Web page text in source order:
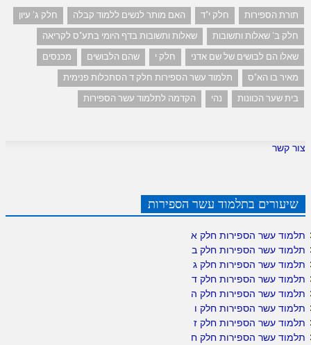
תורת הספירות חלק י"ד האם מותר לנשים ללמוד קבלה
חלק ג' עיון
חלק ב' שאלות ותשובות
שאלות ותשובות בדף היומי בתע"ס לקריאה
שאלו הם לבושים של שם אדני
חלק י שהם הלבושים
מכנסים
מאיר בו הא"ס
תלמוד עשר הספירות חלק ד הסתכלות פנימית
בית שער הכוונות
נהי הקדמה לתלמוד עשר הספירות
צור קשר
שיעורים בתלמוד עשר הספירות
תלמוד עשר הספירות חלק א
תלמוד עשר הספירות חלק ב
תלמוד עשר הספירות חלק ג
תלמוד עשר הספירות חלק ד
תלמוד עשר הספירות חלק ה
תלמוד עשר הספירות חלק ו
תלמוד עשר הספירות חלק ז
תלמוד עשר הספירות חלק ח